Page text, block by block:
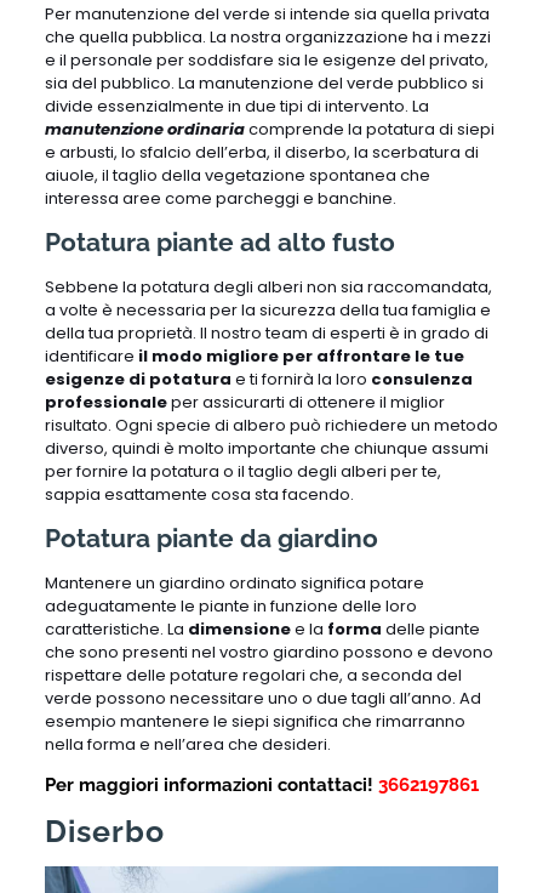
Per manutenzione del verde si intende sia quella privata
che quella pubblica. La nostra organizzazione ha i mezzi
e il personale per soddisfare sia le esigenze del privato,
sia del pubblico. La manutenzione del verde pubblico si
divide essenzialmente in due tipi di intervento. La
manutenzione ordinariacomprende la potatura di siepi
e arbusti, lo sfalcio dell’erba, il diserbo, la scerbatura di
aiuole, il taglio della vegetazione spontanea che
interessa aree come parcheggi e banchine.
Potatura piante ad alto fusto
Sebbene la potatura degli alberi non sia raccomandata,
a volte è necessaria per la sicurezza della tua famiglia e
della tua proprietà. Il nostro team di esperti è in grado di
identificare il modo migliore per affrontare le tue
esigenze di potatura e ti fornirà la loro consulenza
professionaleper assicurarti di ottenere il miglior
risultato. Ogni specie di albero può richiedere un metodo
diverso, quindi è molto importante che chiunque assumi
per fornire la potatura o il taglio degli alberi per te,
sappia esattamente cosa sta facendo.
Potatura piante da giardino
Mantenere un giardino ordinato significa potare
adeguatamente le piante in funzione delle loro
caratteristiche. La dimensionee la forma delle piante
che sono presenti nel vostro giardino possono e devono
rispettare delle potature regolari che, a seconda del
verde possono necessitare uno o due tagli all’anno. Ad
esempio mantenere le siepi significa che rimarranno
nella forma e nell’area che desideri.
Per maggiori informazioni contattaci! 3662197861
Diserbo